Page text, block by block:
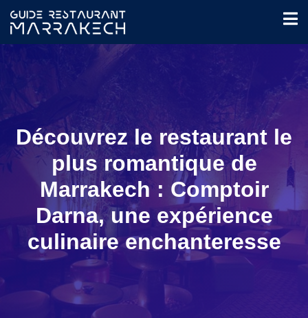
Découvrez le restaurant le
plus romantique de
Marrakech : Comptoir
Darna, une expérience
culinaire enchanteresse